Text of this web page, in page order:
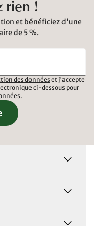
rien !
et bénéficiez d'une
de 5 %.
des donnéeset j'accepte
ci-dessous pour